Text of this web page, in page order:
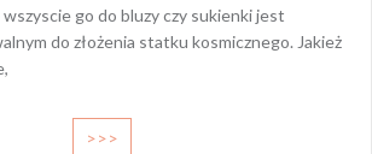
wszyscie go do bluzy czy sukienki jest
do złożenia statku kosmicznego. Jakież
>>>